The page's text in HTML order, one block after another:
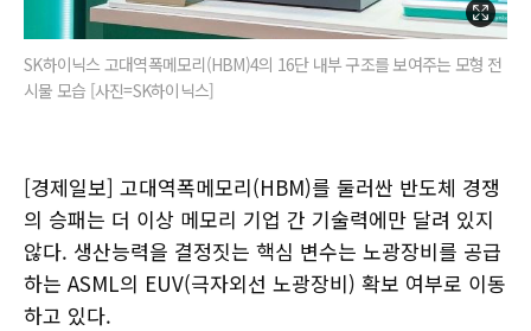
SK하이닉스 고대역폭메모리(HBM)4의 16단 내부 구조를 보여주는 모형 전
시물 모습 [사진=SK하이닉스]
[경제일보] 고대역폭메모리(HBM)를 둘러싼 반도체 경쟁
의 승패는 더 이상 메모리 기업 간 기술력에만 달려 있지
않다. 생산능력을 결정짓는 핵심 변수는 노광장비를 공급
하는 ASML의 EUV(극자외선 노광장비) 확보 여부로 이동
하고 있다.